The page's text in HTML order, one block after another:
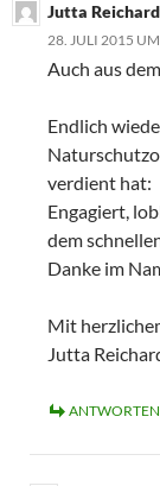
Jutta
28. JULI 2015
Auch aus
Endlich
verdient hat:
Engagiert,
dem
Danke im
Mit
Jutta
ANTWORTEN